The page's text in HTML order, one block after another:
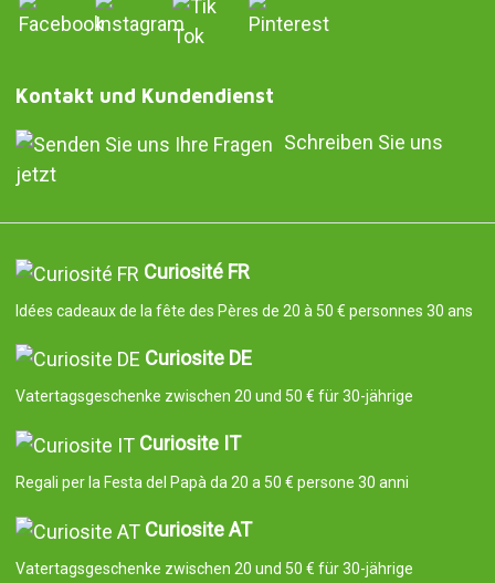
Kontakt und Kundendienst
Schreiben Sie uns
jetzt
Curiosité FR
Idées cadeaux de la fête des Pères de 20 à 50 € personnes 30 ans
Curiosite DE
Vatertagsgeschenke zwischen 20 und 50 € für 30-jährige
Curiosite IT
Regali per la Festa del Papà da 20 a 50 € persone 30 anni
Curiosite AT
Vatertagsgeschenke zwischen 20 und 50 € für 30-jährige